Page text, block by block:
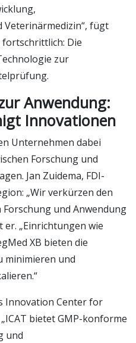
fügt
Die
zur
Anwendung:
Innovationen
Unternehmen dabei
Forschung und
Jan Zuidema, FDI-
„Wir verkürzen den
und Anwendung
er. „Einrichtungen wie
XB bieten die
minimieren und
Innovation Center for
bietet GMP-konforme
und